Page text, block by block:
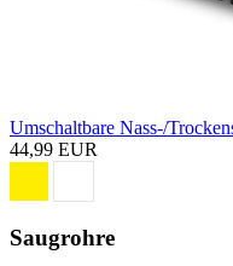
Umschaltbare Nass-/
44,99 EUR
Saugrohre